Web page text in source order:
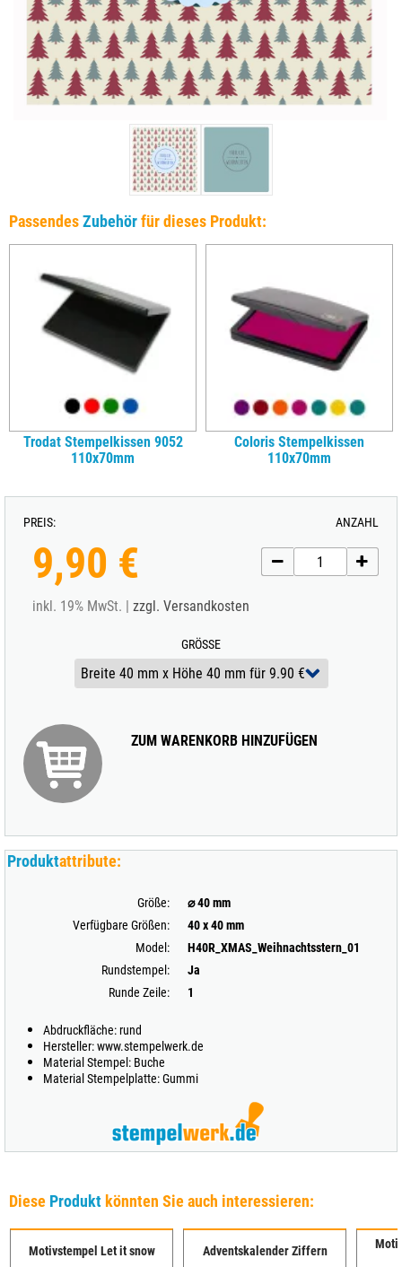
PassendesZubehörfür dieses Produkt:
Trodat Stempelkissen 9052
110x70mm
Coloris Stempelkissen
110x70mm
PREIS:
9,90 €
inkl. 19% MwSt. | zzgl. Versandkosten
GRÖSSE
ANZAHL
ZUM WARENKORB HINZUFÜGEN
Produktattribute:
Größe:
⌀ 40 mm
Verfügbare Größen:
40 x 40 mm
Model:
H40R_XMAS_Weihnachtsstern_01
Rundstempel:
Ja
Runde Zeile:
1
Abdruckfläche: rund
Hersteller: www.stempelwerk.de
Material Stempel: Buche
Material Stempelplatte: Gummi
Diese Produkt könnten Sie auch interessieren:
Motivstempel Let it snow Adventskalender Ziffern